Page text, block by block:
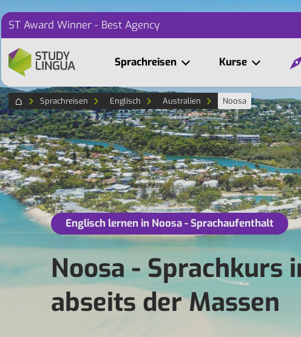
ST Award Winner - Best Agency
Sprachreisen Kurse
Sprachreisen Englisch Australien Noosa
Englisch lernen in Noosa - Sprachaufenthalt
Noosa - Sprachkurs
abseits der Massen